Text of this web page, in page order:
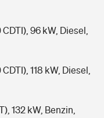
96 kW, Diesel,
118 kW, Diesel,
132 kW, Benzin,